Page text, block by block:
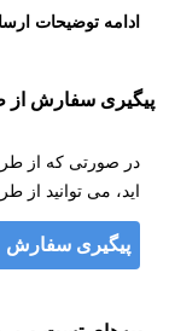
ادامه توضیحات
پیگیری سفارش از
در صورتی که از
اید، می توانید از
پیگیری سفارش